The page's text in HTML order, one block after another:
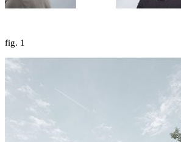
fig. 1